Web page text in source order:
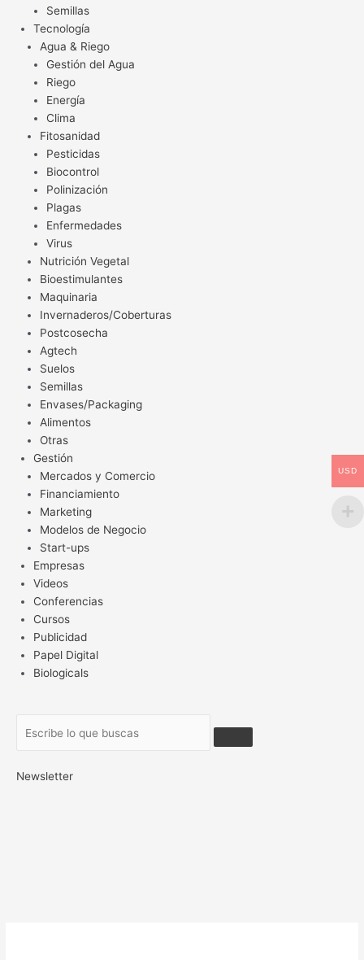
Semillas
Tecnología
Agua & Riego
Gestión del Agua
Riego
Energía
Clima
Fitosanidad
Pesticidas
Biocontrol
Polinización
Plagas
Enfermedades
Virus
Nutrición Vegetal
Bioestimulantes
Maquinaria
Invernaderos/Coberturas
Postcosecha
Agtech
Suelos
Semillas
Envases/Packaging
Alimentos
Otras
Gestión
Mercados y Comercio
Financiamiento
Marketing
Modelos de Negocio
Start-ups
Empresas
Videos
Conferencias
Cursos
Publicidad
Papel Digital
Biologicals
Newsletter
USD